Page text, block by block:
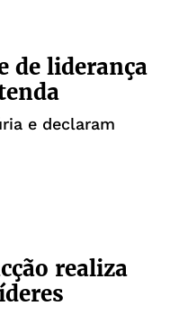
de liderança
e declaram
realiza